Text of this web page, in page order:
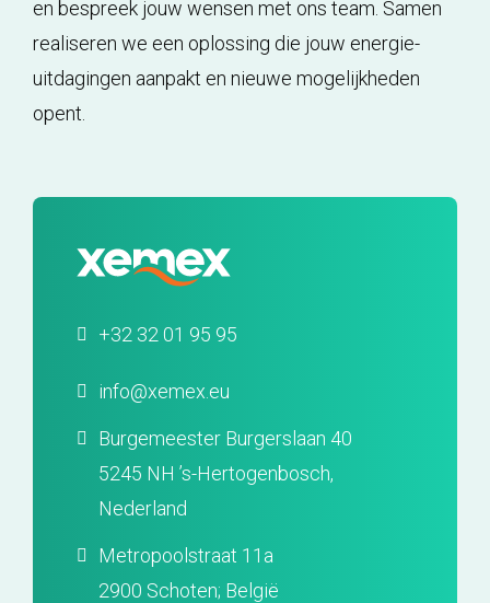
en bespreek jouw wensen met ons team. Samen
realiseren we een oplossing die jouw energie-
uitdagingen aanpakt en nieuwe mogelijkheden
opent.
+32 32 01 95 95
info@xemex.eu
Burgemeester Burgerslaan 40
5245 NH ’s-Hertogenbosch,
Nederland
Metropoolstraat 11a
2900 Schoten; België